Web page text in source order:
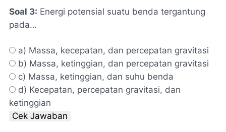
Soal 3: Energi potensial suatu benda tergantung
pada…
a) Massa, kecepatan, dan percepatan gravitasi
b) Massa, ketinggian, dan percepatan gravitasi
c) Massa, ketinggian, dan suhu benda
d) Kecepatan, percepatan gravitasi, dan
ketinggian
Cek Jawaban